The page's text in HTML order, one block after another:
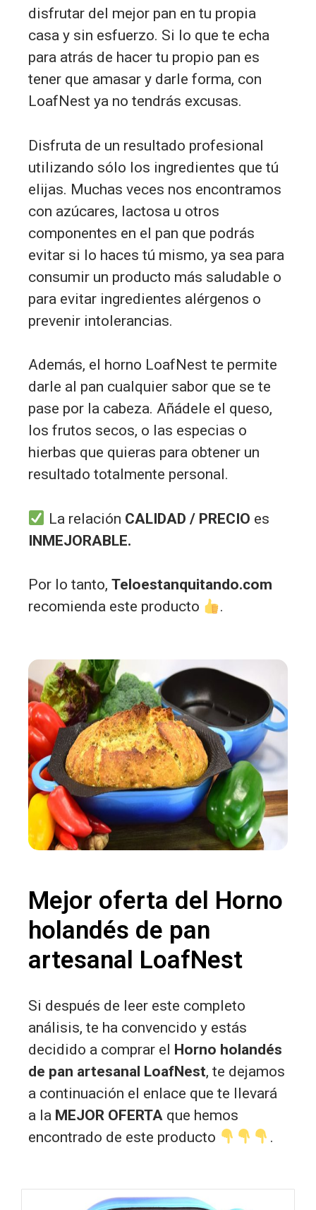
disfrutar del mejor pan en tu propia
casa y sin esfuerzo. Si lo que te echa
para atrás de hacer tu propio pan es
tener que amasar y darle forma, con
LoafNest ya no tendrás excusas.
Disfruta de un resultado profesional
utilizando sólo los ingredientes que tú
elijas. Muchas veces nos encontramos
con azúcares, lactosa u otros
componentes en el pan que podrás
evitar si lo haces tú mismo, ya sea para
consumir un producto más saludable o
para evitar ingredientes alérgenos o
prevenir intolerancias.
Además, el horno LoafNest te permite
darle al pan cualquier sabor que se te
pase por la cabeza. Añádele el queso,
los frutos secos, o las especias o
hierbas que quieras para obtener un
resultado totalmente personal.
La relación CALIDAD / PRECIO es
INMEJORABLE.
Por lo tanto, Teloestanquitando.com
recomienda este producto
.
Mejor oferta del Horno
holandés de pan
artesanal LoafNest
Si después de leer este completo
análisis, te ha convencido y estás
decidido a comprar el Horno holandés
de pan artesanal LoafNest, te dejamos
a continuación el enlace que te llevará
a la MEJOR OFERTA que hemos
encontrado de este producto
.